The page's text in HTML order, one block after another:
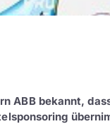
ABB bekannt,